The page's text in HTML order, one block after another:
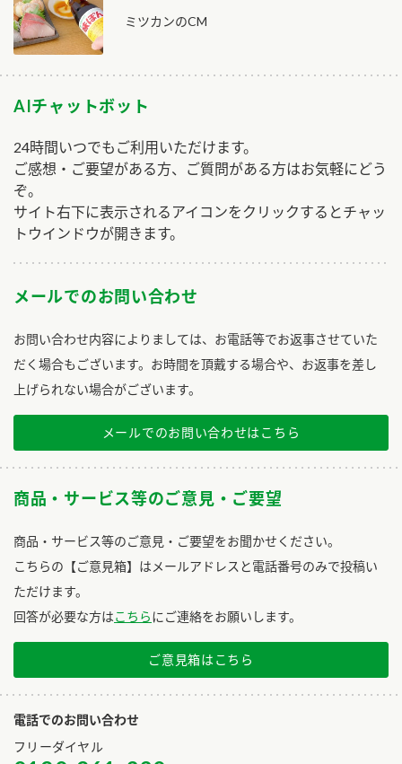
ミツカンのCM
AIチャットボット
24時間いつでもご利用いただけます。
ご感想・ご要望がある方、ご質問がある方はお気軽にどう
ぞ。
サイト右下に表示されるアイコンをクリックするとチャッ
トウインドウが開きます。
メールでのお問い合わせ
お問い合わせ内容によりましては、お電話等でお返事させていた
だく場合もございます。お時間を頂戴する場合や、お返事を差し
上げられない場合がございます。
メールでのお問い合わせはこちら
商品・サービス等のご意見・ご要望
商品・サービス等のご意見・ご要望をお聞かせください。
こちらの【ご意見箱】はメールアドレスと電話番号のみで投稿い
ただけます。
回答が必要な方はこちらにご連絡をお願いします。
ご意見箱はこちら
電話でのお問い合わせ
フリーダイヤル